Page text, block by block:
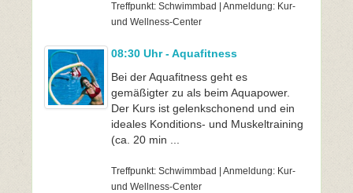
Treffpunkt: Schwimmbad | Anmeldung: Kur-
und Wellness-Center
08:30 Uhr - Aquafitness
Bei der Aquafitness geht es
gemäßigter zu als beim Aquapower.
Der Kurs ist gelenkschonend und ein
ideales Konditions- und Muskeltraining
(ca. 20 min ...
Treffpunkt: Schwimmbad | Anmeldung: Kur-
und Wellness-Center